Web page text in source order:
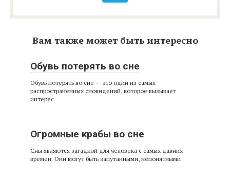
Вам также может быть интересно
Обувь потерять во сне
Обувь потерять во сне — это один из самых
распространенных сновидений, которое вызывает
интерес
Огромные крабы во сне
Сны являются загадкой для человека с самых давних
времен. Они могут быть запутанными, непонятными